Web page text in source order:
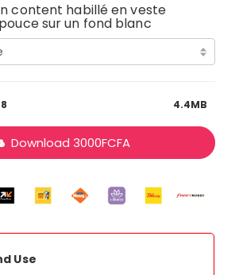
content habillé en veste
sur un fond blanc
4.4MB
Download 3000FCFA
Use